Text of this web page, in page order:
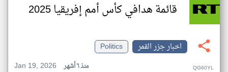
قائمة هدافي كأس أمم إفريقيا 2025
اخبار جزر القمر
Politics
Jan 19, 2026
منذ ٦ أشهر QG60YL